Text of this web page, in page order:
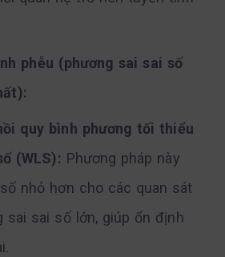
phễu (phương sai sai số
quy bình phương tối thiểu
(WLS): Phương pháp này
nhỏ hơn cho các quan sát
sai sai số lớn, giúp ổn định